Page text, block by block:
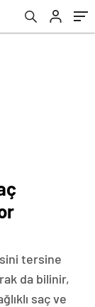
tersine
da bilinir,
saç ve